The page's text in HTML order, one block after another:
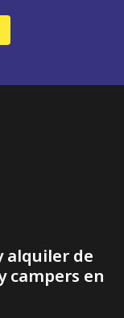
alquiler de
campers en